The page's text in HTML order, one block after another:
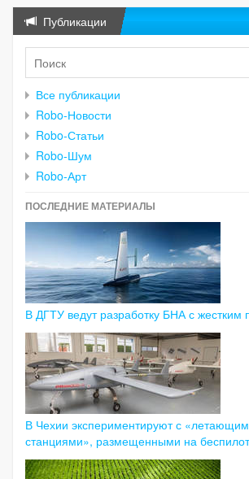
Публикации
Все публикации
Robo-Новости
Robo-Статьи
Robo-Шум
Robo-Арт
ПОСЛЕДНИЕ МАТЕРИАЛЫ
В ДГТУ ведут разработку БНА с жестким
В Чехии экспериментируют с
станциями», размещенными на